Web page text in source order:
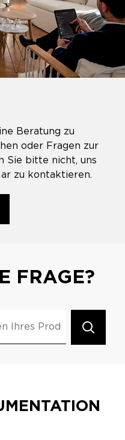
Beratung zu
oder Fragen zur
Sie bitte nicht, uns
zu kontaktieren.
FRAGE?